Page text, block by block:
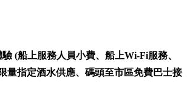
(船上服務人員小費、船上Wi-Fi服務、
量指定酒水供應、碼頭至市區免費巴士接